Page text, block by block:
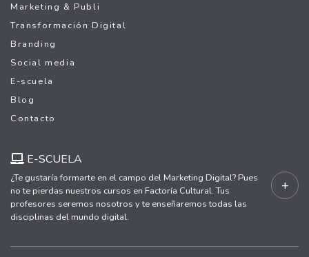
Marketing & Publi
Transformación Digital
Branding
Social media
E-scuela
Blog
Contacto
E-SCUELA
¿Te gustaría formarte en el campo del Marketing Digital? Pues
no te pierdas nuestros cursos en Factoría Cultural. Tus
profesores seremos nosotros y te enseñaremos todas las
disciplinas del mundo digital.
+